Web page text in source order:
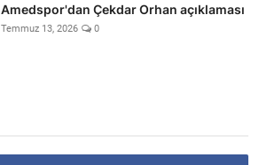
Amedspor'dan Çekdar Orhan açıklaması
Temmuz 13, 2026 0